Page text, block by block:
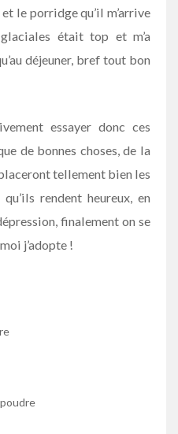
le porridge qu’il m’arrive
était top et m’a
déjeuner, bref tout bon
essayer donc ces
de bonnes choses, de la
tellement bien les
rendent heureux, en
finalement on se
j’adopte !